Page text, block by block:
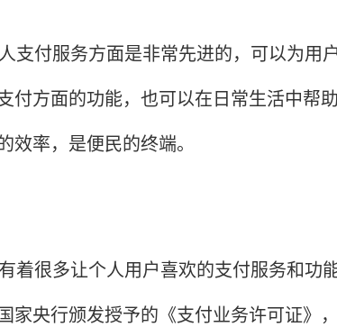
支付服务方面是非常先进的，可以为用
付方面的功能，也可以在日常生活中帮
效率，是便民的终端。
着很多让个人用户喜欢的支付服务和功
家央行颁发授予的《支付业务许可证》